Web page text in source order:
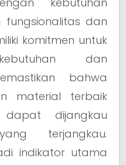
dan
komitmen untuk
dan
bahwa
material terbaik
dijangkau
terjangkau.
indikator utama